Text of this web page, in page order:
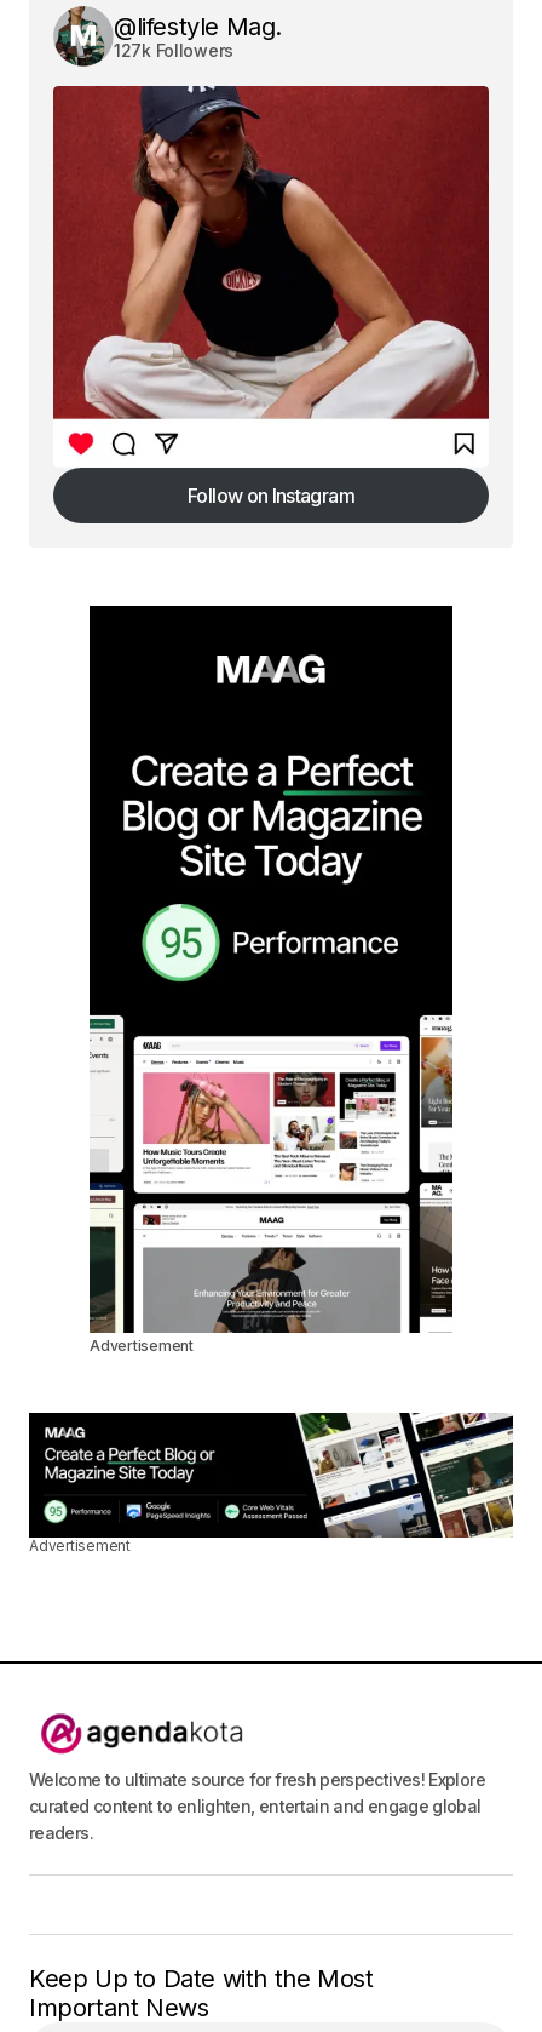
@lifestyle Mag.
127k Followers
Follow on Instagram
Follow on Instagram
Advertisement
Advertisement
Welcome to ultimate source for fresh perspectives! Explore
curated content to enlighten, entertain and engage global
readers.
Keep Up to Date with the Most
Important News